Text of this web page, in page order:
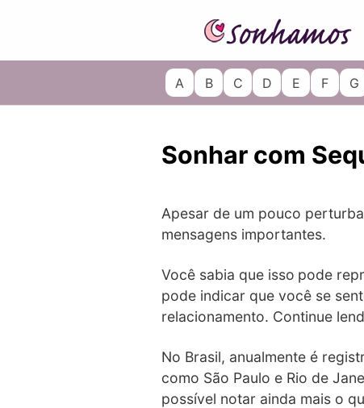
A B C D E F G
Sonhar com
Apesar de um pouco
mensagens importantes.
Você sabia que isso pode
pode indicar que você se
relacionamento. Continue
No Brasil, anualmente é
como São Paulo e Rio de
possível notar ainda mais o